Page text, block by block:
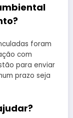
foram
com
para enviar
prazo seja